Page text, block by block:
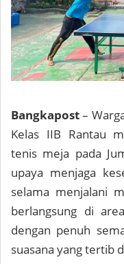
Bangkapost–
Kelas IIB Rantau
tenis meja pada
upaya menjaga
selama menjalani
berlangsung di
dengan penuh
suasana yang tertib